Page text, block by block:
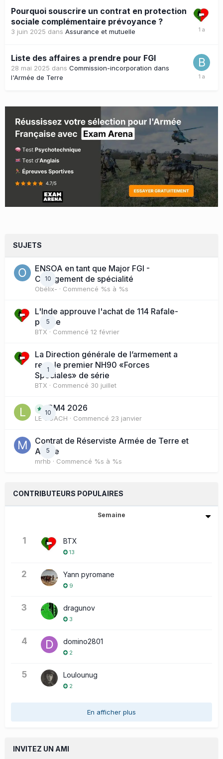
Pourquoi souscrire un contrat en protection
sociale complémentaire prévoyance ?
3 juin 2025 dans Assurance et mutuelle
Liste des affaires a prendre pour FGI
28 mai 2025 dans Commission-incorporation dans
l'Armée de Terre
SUJETS
10
ENSOA en tant que Major FGI -
Changement de spécialité
Obélix- · Commencé %s à %s
5
L'Inde approuve l'achat de 114 Rafale-
presse
BTX · Commencé 12 février
1
La Direction générale de l’armement a
reçu le premier NH90 «Forces
Spéciales» de série
BTX · Commencé 30 juillet
10BM4 2026
LE COACH · Commencé 23 janvier
5
Contrat de Réserviste Armée de Terre et
Active
mrhb · Commencé %s à %s
CONTRIBUTEURS POPULAIRES
Semaine
1 BTX
13
2 Yann pyromane
9
3 dragunov
3
4 domino2801
2
5 Loulounug
2
En afficher plus
INVITEZ UN AMI